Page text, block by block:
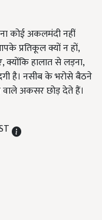
कोई अकलमंदी नहीं
प्रतिकूल क्यों न हों,
क्योंकि हालात से लड़ना,
है। नसीब के भरोसे बैठने
वाले अकसर छोड़ देते हैं।